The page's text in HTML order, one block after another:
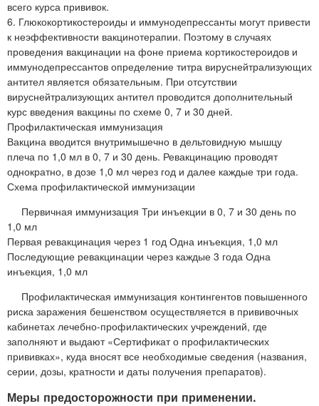
всего курса прививок.
6. Глюкокортикостероиды и иммунодепрессанты могут привести
к неэффективности вакцинотерапии. Поэтому в случаях
проведения вакцинации на фоне приема кортикостероидов и
иммунодепрессантов определение титра вируснейтрализующих
антител является обязательным. При отсутствии
вируснейтрализующих антител проводится дополнительный
курс введения вакцины по схеме 0, 7 и 30 дней.
Профилактическая иммунизация
Вакцина вводится внутримышечно в дельтовидную мышцу
плеча по 1,0 мл в 0, 7 и 30 день. Ревакцинацию проводят
однократно, в дозе 1,0 мл через год и далее каждые три года.
Схема профилактической иммунизации
Первичная иммунизация Три инъекции в 0, 7 и 30 день по
1,0 мл
Первая ревакцинация через 1 год Одна инъекция, 1,0 мл
Последующие ревакцинации через каждые 3 года Одна
инъекция, 1,0 мл
Профилактическая иммунизация контингентов повышенного
риска заражения бешенством осуществляется в прививочных
кабинетах лечебно-профилактических учреждений, где
заполняют и выдают «Сертификат о профилактических
прививках», куда вносят все необходимые сведения (названия,
серии, дозы, кратности и даты получения препаратов).
Меры предосторожности при применении.